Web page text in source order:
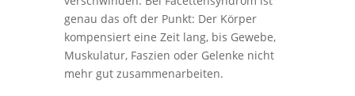
genau das oft der Punkt: Der Körper
kompensiert eine Zeit lang, bis Gewebe,
Muskulatur, Faszien oder Gelenke nicht
mehr gut zusammenarbeiten.